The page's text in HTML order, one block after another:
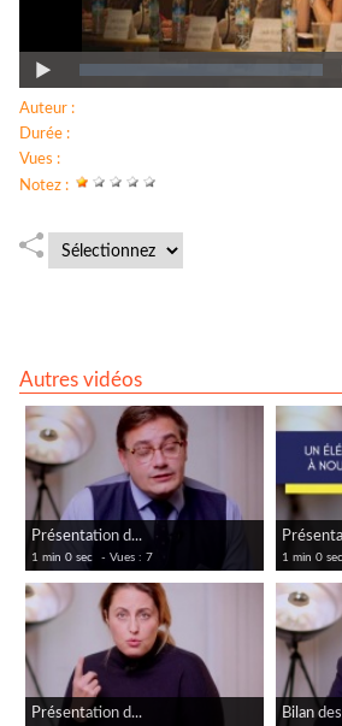
Auteur :
Durée :
Vues :
Notez :
Autres vidéos
Présentation d...
1 min 0 sec - Vues : 7 1 min 0 sec
Présentation d... Bilan